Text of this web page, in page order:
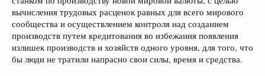
вычисления трудовых расценок равных для всего мирового
сообщества и осуществлением контроля над созданием
производств путем кредитования во избежания появления
излишек производств и хозяйств одного уровня, для того, что
бы люди не тратили напрасно свои силы, время и средства.